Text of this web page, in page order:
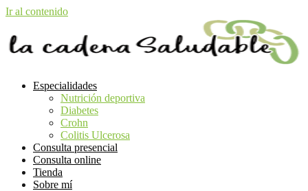
Ir al contenido
Especialidades
Nutrición deportiva
Diabetes
Crohn
Colitis Ulcerosa
Consulta presencial
Consulta online
Tienda
Sobre mí